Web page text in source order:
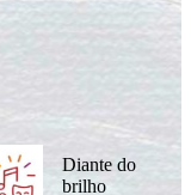
Diante do
brilho